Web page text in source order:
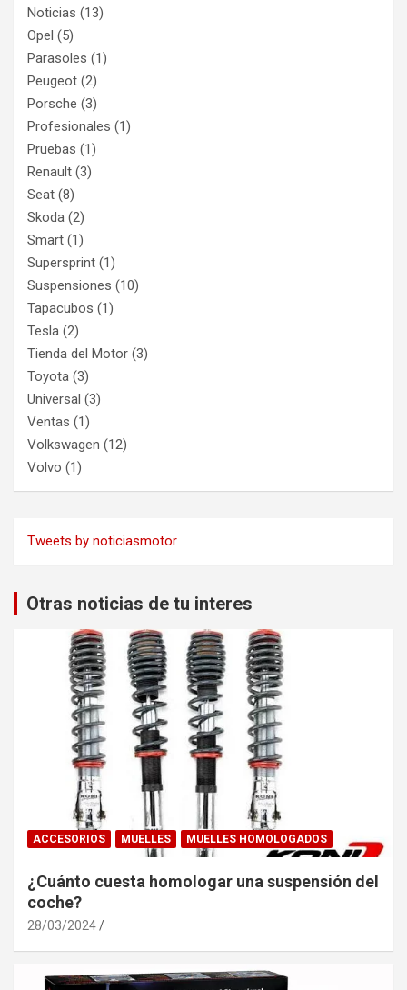
Noticias (13)
Opel (5)
Parasoles (1)
Peugeot (2)
Porsche (3)
Profesionales (1)
Pruebas (1)
Renault (3)
Seat (8)
Skoda (2)
Smart (1)
Supersprint (1)
Suspensiones (10)
Tapacubos (1)
Tesla (2)
Tienda del Motor (3)
Toyota (3)
Universal (3)
Ventas (1)
Volkswagen (12)
Volvo (1)
Tweets by noticiasmotor
Otras noticias de tu interes
ACCESORIOS MUELLES MUELLES HOMOLOGADOS
¿Cuánto cuesta homologar una suspensión del
coche?
28/03/2024